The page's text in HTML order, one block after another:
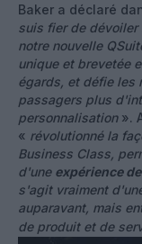
Baker a déclaré
suis fier de dévoiler
notre nouvelle
unique et brevetée
égards, et défie les
passagers plus
personnalisation».
« révolutionné la
Business Class,
d'une expérience
s'agit vraiment
auparavant, mais
de produit et de